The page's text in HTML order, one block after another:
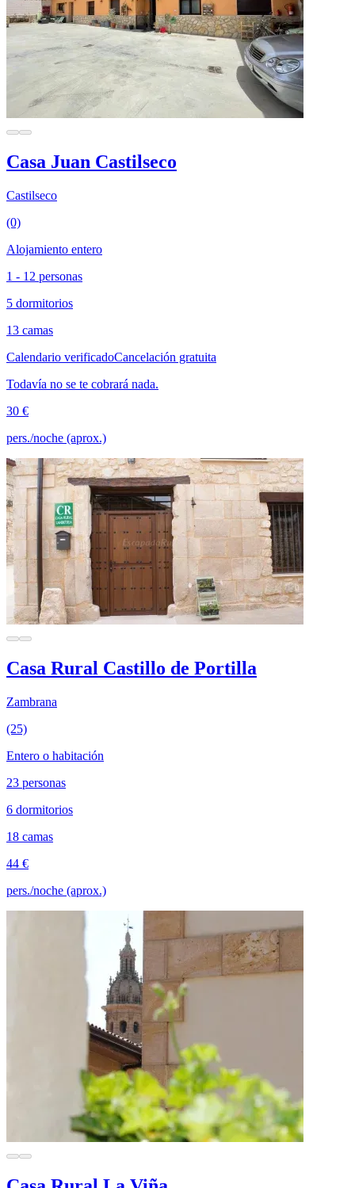
Casa Juan Castilseco
Castilseco
(0)
Alojamiento entero
1 - 12 personas
5 dormitorios
13 camas
Calendario verificadoCancelación gratuita
Todavía no se te cobrará nada.
30 €
pers./noche (aprox.)
Casa Rural Castillo de Portilla
Zambrana
(25)
Entero o habitación
23 personas
6 dormitorios
18 camas
44 €
pers./noche (aprox.)